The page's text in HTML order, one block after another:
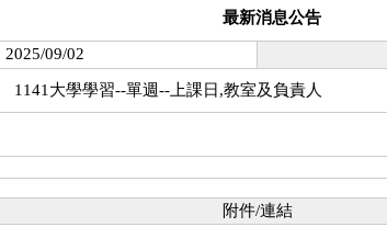
最新消息公告
2025/09/02
1141大學學習--單週--上課日,教室及負責人
附件/連結